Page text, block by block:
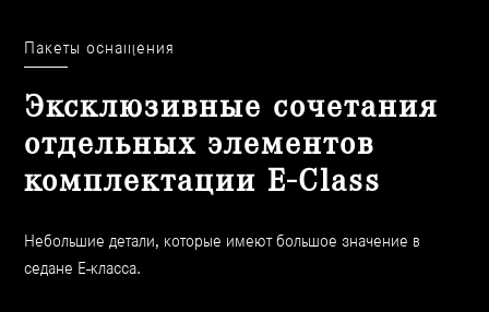
Пакеты оснащения
Эксклюзивные сочетания
отдельных элементов
комплектации E-Class
Небольшие детали, которые имеют большое значение в
седане Е-класса.